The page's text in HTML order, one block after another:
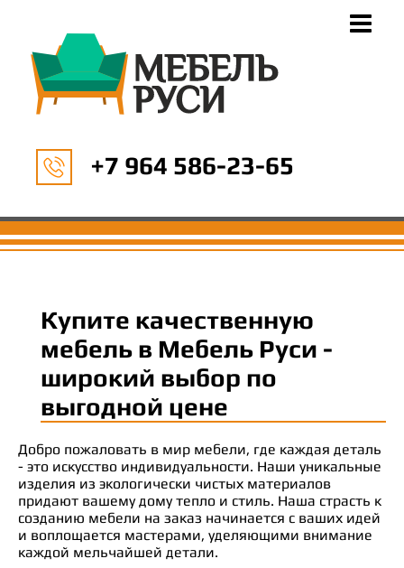
+7 964 586-23-65
Купите качественную
мебель в Мебель Руси -
широкий выбор по
выгодной цене
Добро пожаловать в мир мебели, где каждая деталь
- это искусство индивидуальности. Наши уникальные
изделия из экологически чистых материалов
придают вашему дому тепло и стиль. Наша страсть к
созданию мебели на заказ начинается с ваших идей
и воплощается мастерами, уделяющими внимание
каждой мельчайшей детали.